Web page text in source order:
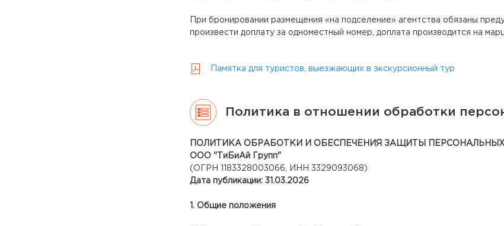
При бронировании размещения «на подселение» агентства обязаны
произвести доплату за одноместный номер, доплата производится на
Памятка для туристов, выезжающих в экскурсионный тур
Политика в отношении обработки
ПОЛИТИКА ОБРАБОТКИ И ОБЕСПЕЧЕНИЯ ЗАЩИТЫ
ООО "ТиБиАй Групп"
(ОГРН 1183328003066, ИНН 3329093068)
Дата публикации: 31.03.2026
1. Общие положения